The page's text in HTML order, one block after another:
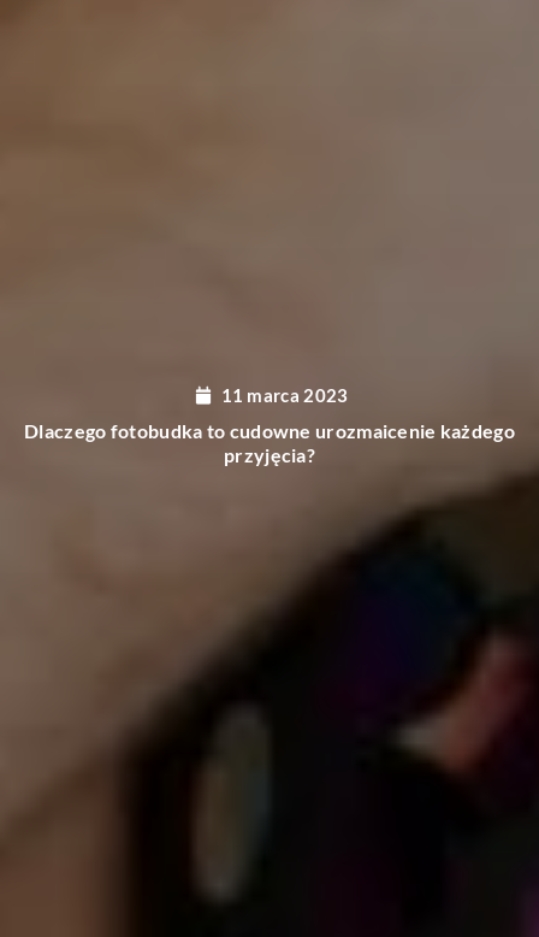
03 marca 2023
Kreatywna organizacja kabli to relaksujące zajęcie,
przekonaj się sam!